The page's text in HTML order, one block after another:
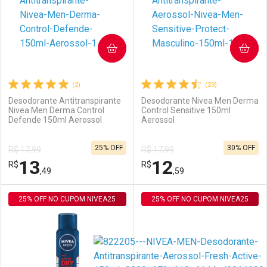
Comprar sem Desconto
Por R$ 12,19/cada
Comprar sem Desconto
Por R$ 12,19/cada
Comprar sem Desconto
Por R$ 12,20/cada
Comprar sem Desconto
Por R$ 12,20/cada
(2)
Desodorante Antitranspirante
Nivea Men Derma Control
Defende 150ml Aerossol
R$ 17,99
R$13,49
25% OFF
COMPRAR
FECHAR
Laboratório
FECHAR
Por Menos
(23)
Desodorante Nivea Men Derma
Control Sensitive 150ml
Aerossol
R$ 17,99
R$12,59
30% OFF
COMPRAR
Laboratório
Por Menos
25% OFF NO CUPOM NIVEA25 25% OFF NO CUPOM NIVEA25